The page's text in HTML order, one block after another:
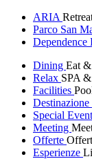
ARIA
Parco San
Dependence
Dining Eat
Relax SPA
Facilities
Destinazione
Special
Meeting
Offerte
Esperienze